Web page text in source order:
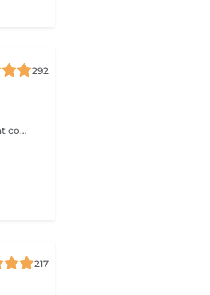
292
Veuillez prendre note que les prix indiqués sur Salonkee sont communiqués à titre informatif et s'entendent de base. Ces derniers sont susceptibles de varier selon le diagnostic réalisé à votre arrivée au salon et l'expertise du professionnel à qui vous confiez votre beauté. Dans tous les cas, un devis précis vous sera proposé et toutes réalisations de prestations seront effectuées avec votre accord. Un grand merci d'avance pour votre compréhension. Au plaisir de vous revoir très vite.
217